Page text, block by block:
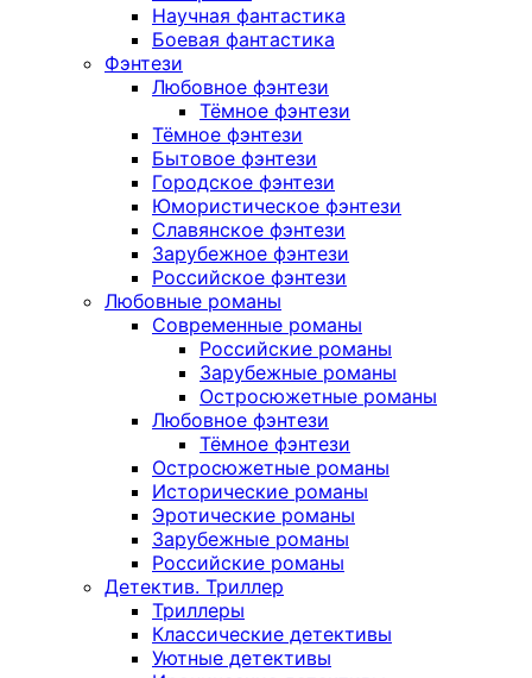
Научная фантастика
Боевая фантастика
Фэнтези
Любовное фэнтези
Тёмное фэнтези
Тёмное фэнтези
Бытовое фэнтези
Городское фэнтези
Юмористическое фэнтези
Славянское фэнтези
Зарубежное фэнтези
Российское фэнтези
Любовные романы
Современные романы
Российские романы
Зарубежные романы
Остросюжетные романы
Любовное фэнтези
Тёмное фэнтези
Остросюжетные романы
Исторические романы
Эротические романы
Зарубежные романы
Российские романы
Детектив. Триллер
Триллеры
Классические детективы
Уютные детективы